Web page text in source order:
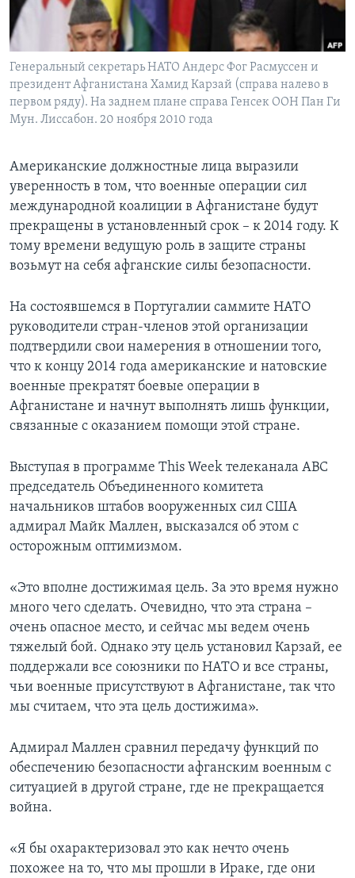
Learning English
СОЦИАЛЬНЫЕ СЕТИ
Генеральный секретарь НАТО Андерс Фог Расмуссен и
президент Афганистана Хамид Карзай (справа налево в
первом ряду). На заднем плане справа Генсек ООН Пан Ги
Мун. Лиссабон. 20 ноября 2010 года
Американские должностные лица выразили
уверенность в том, что военные операции сил
международной коалиции в Афганистане будут
прекращены в установленный срок – к 2014 году. К
тому времени ведущую роль в защите страны
возьмут на себя афганские силы безопасности.
На состоявшемся в Португалии саммите НАТО
руководители стран-членов этой организации
подтвердили свои намерения в отношении того,
что к концу 2014 года американские и натовские
военные прекратят боевые операции в
Афганистане и начнут выполнять лишь функции,
связанные с оказанием помощи этой стране.
Выступая в программе This Week телеканала АВС
председатель Объединенного комитета
начальников штабов вооруженных сил США
адмирал Майк Маллен, высказался об этом с
осторожным оптимизмом.
«Это вполне достижимая цель. За это время нужно
много чего сделать. Очевидно, что эта страна –
очень опасное место, и сейчас мы ведем очень
тяжелый бой. Однако эту цель установил Карзай, ее
поддержали все союзники по НАТО и все страны,
чьи военные присутствуют в Афганистане, так что
мы считаем, что эта цель достижима».
Адмирал Маллен сравнил передачу функций по
обеспечению безопасности афганским военным с
ситуацией в другой стране, где не прекращается
война.
«Я бы охарактеризовал это как нечто очень
похожее на то, что мы прошли в Ираке, где они